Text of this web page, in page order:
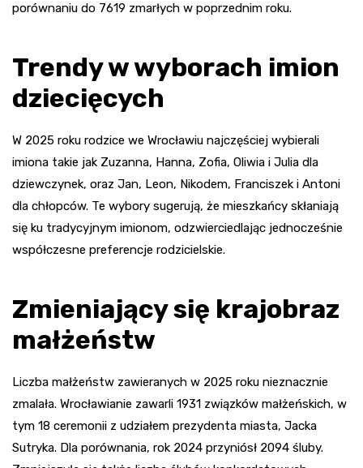
porównaniu do 7619 zmarłych w poprzednim roku.
Trendy w wyborach imion
dziecięcych
W 2025 roku rodzice we Wrocławiu najczęściej wybierali
imiona takie jak Zuzanna, Hanna, Zofia, Oliwia i Julia dla
dziewczynek, oraz Jan, Leon, Nikodem, Franciszek i Antoni
dla chłopców. Te wybory sugerują, że mieszkańcy skłaniają
się ku tradycyjnym imionom, odzwierciedlając jednocześnie
współczesne preferencje rodzicielskie.
Zmieniający się krajobraz
małżeństw
Liczba małżeństw zawieranych w 2025 roku nieznacznie
zmalała. Wrocławianie zawarli 1931 związków małżeńskich, w
tym 18 ceremonii z udziałem prezydenta miasta, Jacka
Sutryka. Dla porównania, rok 2024 przyniósł 2094 śluby.